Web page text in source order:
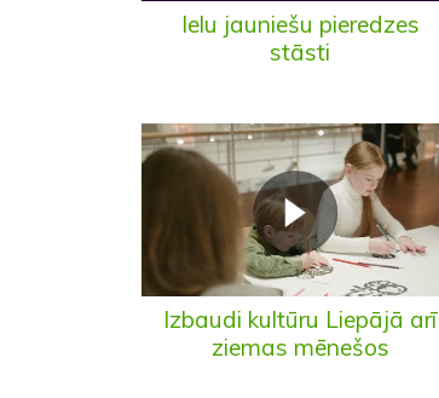
Ielu jauniešu pieredzes
stāsti
Izbaudi kultūru Liepājā arī
ziemas mēnešos